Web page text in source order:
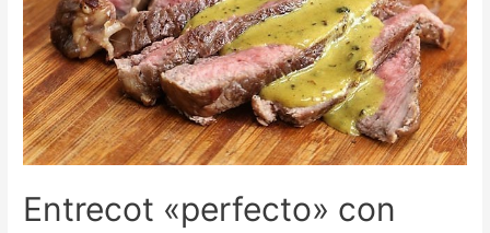
Entrecot «perfecto» con